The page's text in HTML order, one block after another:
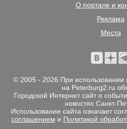
О портале и
Реклама
Места
© 2005 - 2026 При использовании
на Peterburg2.ru
Городской Интернет сайт о
новостях Санкт-
Использование сайта означает
соглашением и Политикой